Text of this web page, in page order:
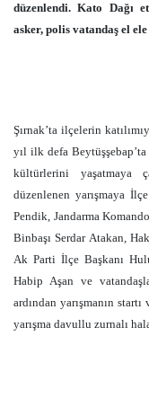
düzenlendi. Kato Dağı
asker, polis vatandaş el
Şırnak’ta ilçelerin
yıl ilk defa
kültürlerini yaşatmaya
düzenlenen yarışmaya
Pendik, Jandarma
Binbaşı Serdar Atakan,
Ak Parti İlçe Başkanı
Habip Aşan ve
ardından yarışmanın
yarışma davullu zurnalı